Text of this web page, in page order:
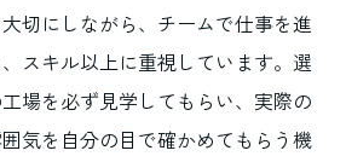
切にしながら、チームで仕事を進
スキル以上に重視しています。選
場を必ず見学してもらい、実際の
気を自分の目で確かめてもらう機